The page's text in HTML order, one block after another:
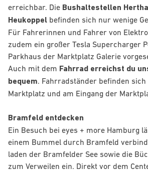
erreichbar. Die Bushaltestellen
Heukoppel befinden sich nur wenige
Für Fahrerinnen und Fahrer von
zudem ein großer Tesla Supercharger
Parkhaus der Marktplatz Galerie
Auch mit dem Fahrrad erreichst du
bequem. Fahrradständer befinden
Marktplatz und am Eingang der
Bramfeld entdecken
Ein Besuch bei eyes + more Hamburg
einem Bummel durch Bramfeld
laden der Bramfelder See sowie die
zum Verweilen ein. Direkt vor dem